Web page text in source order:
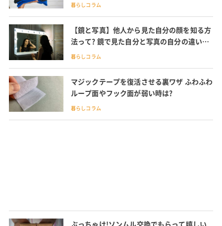
暮らしコラム
【鏡と写真】他人から見た自分の顔を知る方
法って? 鏡で見た自分と写真の自分の違いと
は?
暮らしコラム
マジックテープを復活させる裏ワザ ふわふわ
ループ面やフック面が弱い時は?
暮らしコラム
ぶっちゃけ!ソンムル交換でもらって嬉しい